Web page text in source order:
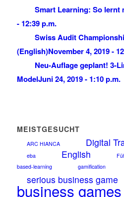
Smart Learning: So lernt
- 12:39 p.m.
Swiss Audit
(English)November 4, 2019 -
Neu-Auflage geplant! 3-
ModelJuni 24, 2019 - 1:10 p.m.
MEISTGESUCHT
ARC HIANCA Digital
eba English
based-learning
gamification
serious business game
business games